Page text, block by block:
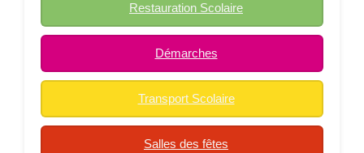
Restauration Scolaire
Démarches
Transport Scolaire
Salles des fêtes